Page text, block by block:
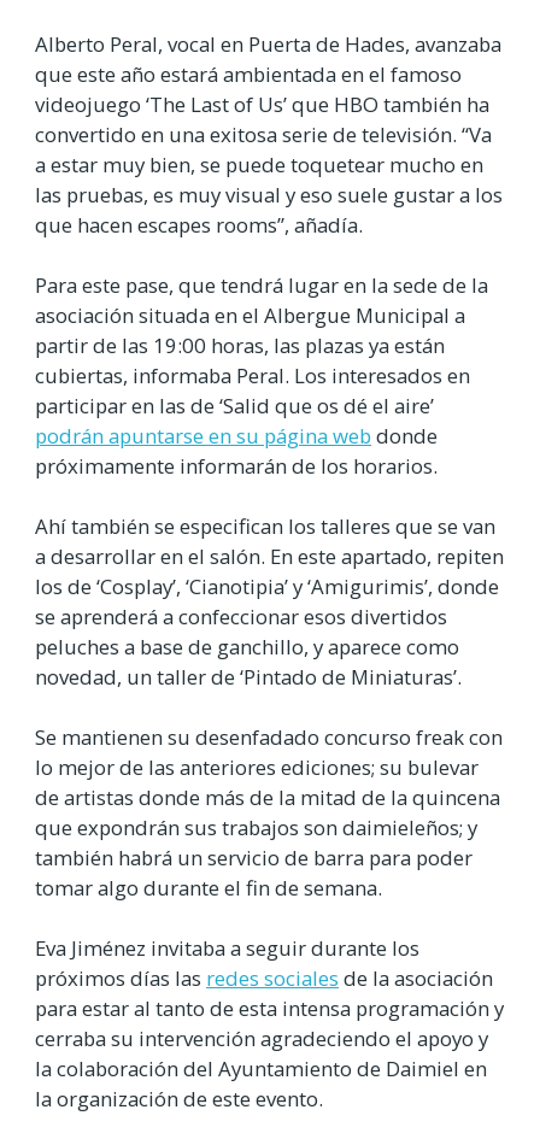
Alberto Peral, vocal en Puerta de Hades, avanzaba
que este año estará ambientada en el famoso
videojuego ‘The Last of Us’ que HBO también ha
convertido en una exitosa serie de televisión. “Va
a estar muy bien, se puede toquetear mucho en
las pruebas, es muy visual y eso suele gustar a los
que hacen escapes rooms”, añadía.
Para este pase, que tendrá lugar en la sede de la
asociación situada en el Albergue Municipal a
partir de las 19:00 horas, las plazas ya están
cubiertas, informaba Peral. Los interesados en
participar en las de ‘Salid que os dé el aire’
podrán apuntarse en su página web donde
próximamente informarán de los horarios.
Ahí también se especifican los talleres que se van
a desarrollar en el salón. En este apartado, repiten
los de ‘Cosplay’, ‘Cianotipia’ y ‘Amigurimis’, donde
se aprenderá a confeccionar esos divertidos
peluches a base de ganchillo, y aparece como
novedad, un taller de ‘Pintado de Miniaturas’.
Se mantienen su desenfadado concurso freak con
lo mejor de las anteriores ediciones; su bulevar
de artistas donde más de la mitad de la quincena
que expondrán sus trabajos son daimieleños; y
también habrá un servicio de barra para poder
tomar algo durante el fin de semana.
Eva Jiménez invitaba a seguir durante los
próximos días las redes sociales de la asociación
para estar al tanto de esta intensa programación y
cerraba su intervención agradeciendo el apoyo y
la colaboración del Ayuntamiento de Daimiel en
la organización de este evento.